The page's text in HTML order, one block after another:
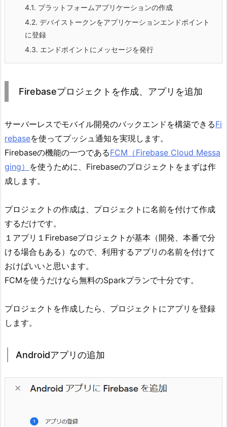
4.1. プラットフォームアプリケーションの作成
4.2. デバイストークンをアプリケーションエンドポイント
に登録
4.3. エンドポイントにメッセージを発行
Firebaseプロジェクトを作成、アプリを追加
サーバーレスでモバイル開発のバックエンドを構築できるFi
rebaseを使ってプッシュ通知を実現します。
Firebaseの機能の一つであるFCM（Firebase Cloud Messa
ging） を使うために、Firebaseのプロジェクトをまずは作
成します。
プロジェクトの作成は、プロジェクトに名前を付けて作成
するだけです。
１アプリ１Firebaseプロジェクトが基本（開発、本番で分
ける場合もある）なので、利用するアプリの名前を付けて
おけばいいと思います。
FCMを使うだけなら無料のSparkプランで十分です。
プロジェクトを作成したら、プロジェクトにアプリを登録
します。
Androidアプリの追加